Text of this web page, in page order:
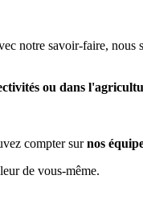
notre savoir-faire,
ou dans
compter surnos
de vous-même.